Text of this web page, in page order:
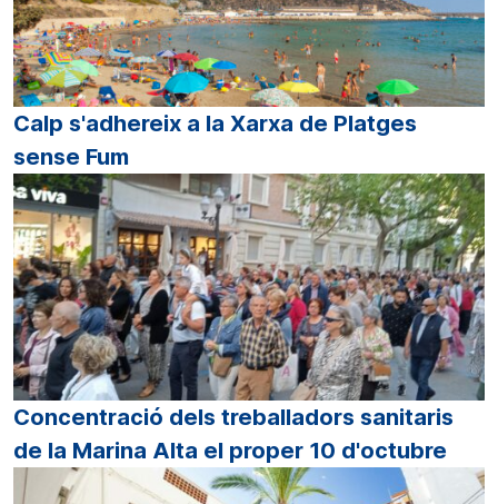
Calp s'adhereix a la Xarxa de Platges
sense Fum
Concentració dels treballadors sanitaris
de la Marina Alta el proper 10 d'octubre